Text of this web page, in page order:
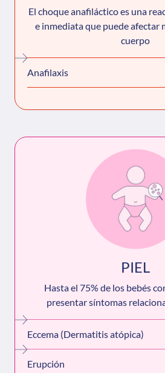
El choque anafiláctico es una
e inmediata que puede afectar
cuerpo
Anafilaxis
PIEL
Hasta el 75% de los bebés
presentar síntomas
Eccema (Dermatitis atópica)
Erupción